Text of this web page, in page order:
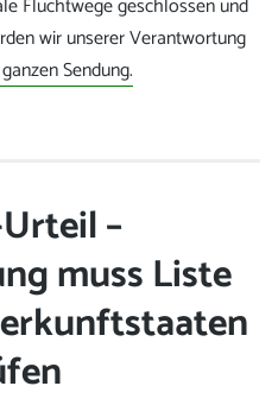
Fluchtwege geschlossen und
wir unserer Verantwortung
Sendung.
–
muss Liste